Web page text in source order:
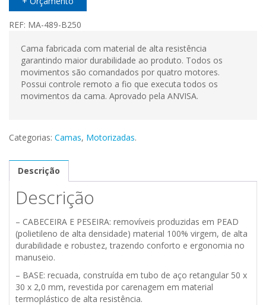
REF: MA-489-B250
Cama fabricada com material de alta resistência
garantindo maior durabilidade ao produto. Todos os
movimentos são comandados por quatro motores.
Possui controle remoto a fio que executa todos os
movimentos da cama. Aprovado pela ANVISA.
Categorias: Camas, Motorizadas.
Descrição
Descrição
– CABECEIRA E PESEIRA: removíveis produzidas em PEAD
(polietileno de alta densidade) material 100% virgem, de alta
durabilidade e robustez, trazendo conforto e ergonomia no
manuseio.
– BASE: recuada, construída em tubo de aço retangular 50 x
30 x 2,0 mm, revestida por carenagem em material
termoplástico de alta resistência.